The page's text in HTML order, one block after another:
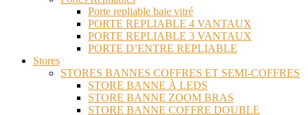
Porte repliable baie vitré
PORTE REPLIABLE 4 VANTAUX
PORTE REPLIABLE 3 VANTAUX
PORTE D’ENTRE REPLIABLE
Stores
STORES BANNES COFFRES ET SEMI-COFFRES
STORE BANNE À LEDS
STORE BANNE ZOOM BRAS
STORE BANNE COFFRE DOUBLE